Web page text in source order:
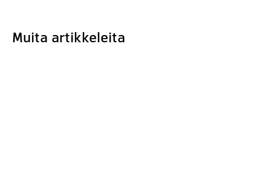
Muita artikkeleita